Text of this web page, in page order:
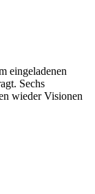
eingeladenen
Sechs
wieder Visionen